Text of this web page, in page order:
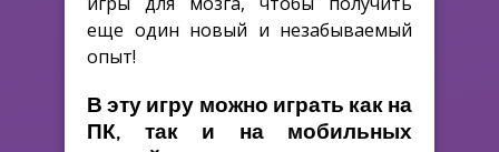
еще один новый и незабываемый
опыт!
В эту игру можно играть как на
ПК, так и на мобильных